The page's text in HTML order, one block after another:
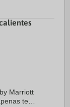
Marriott
te